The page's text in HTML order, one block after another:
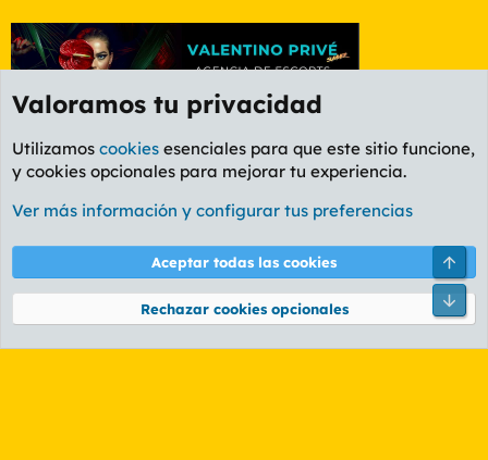
Foro General
Cookies
PL OLDSTYLE AMARILLO
Términos y reglas Política de privacidad Ayuda
Community platform by XenForo® © 2010-2026 XenForo Ltd.
Valoramos tu privacidad
Utilizamos cookies esenciales para que este sitio funcione,
y cookies opcionales para mejorar tu experiencia.
Ver más información y configurar tus preferencias
Aceptar todas las cookies
Rechazar cookies opcionales
Pie